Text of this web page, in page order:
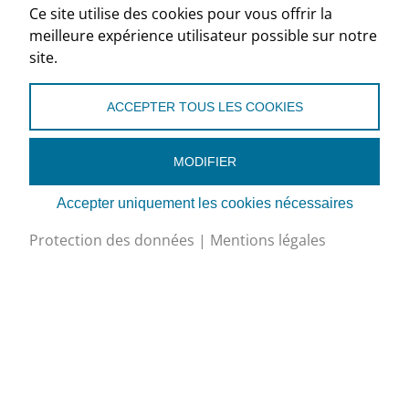
Association Suisse du Froid, Section romande
La Croix-du-Péage 1
+41 (0)79 238 96 98
secretariat@asf-froid.ch
Google Maps
Ce site utilise des cookies pour vous offrir la
meilleure expérience utilisateur possible sur notre
site.
ACCEPTER TOUS LES COOKIES
MODIFIER
Accepter uniquement les cookies nécessaires
Protection des données | Mentions légales